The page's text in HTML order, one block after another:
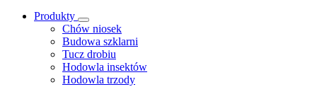
Produkty
Chów niosek
Budowa szklarni
Tucz drobiu
Hodowla insektów
Hodowla trzody